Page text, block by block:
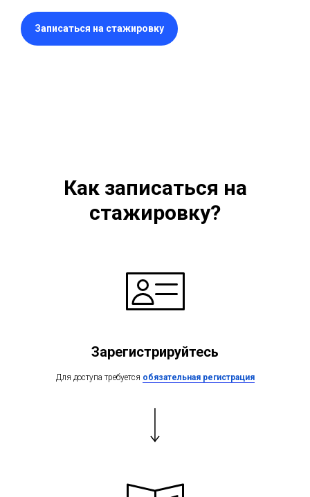
Записаться на стажировку
Как записаться на
стажировку?
Зарегистрируйтесь
Для доступа требуется обязательная регистрация